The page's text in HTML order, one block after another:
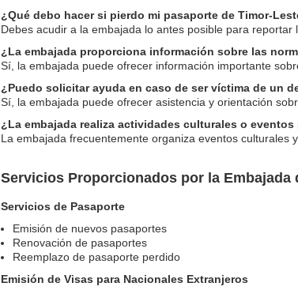
¿Qué debo hacer si pierdo mi pasaporte de Timor-
Debes acudir a la embajada lo antes posible para reportar
¿La embajada proporciona información sobre las
Sí, la embajada puede ofrecer información importante
¿Puedo solicitar ayuda en caso de ser víctima de un
Sí, la embajada puede ofrecer asistencia y orientación
¿La embajada realiza actividades culturales o
La embajada frecuentemente organiza eventos culturales
Servicios Proporcionados por la Embajada
Servicios de Pasaporte
Emisión de nuevos pasaportes
Renovación de pasaportes
Reemplazo de pasaporte perdido
Emisión de Visas para Nacionales Extranjeros